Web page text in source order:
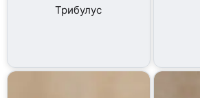
Трибулус